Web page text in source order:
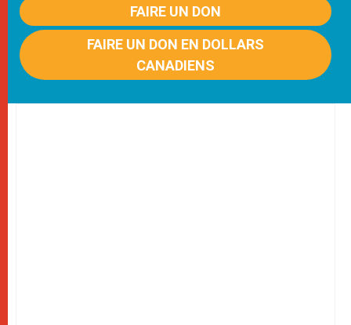
FAIRE UN DON
FAIRE UN DON EN DOLLARS
CANADIENS